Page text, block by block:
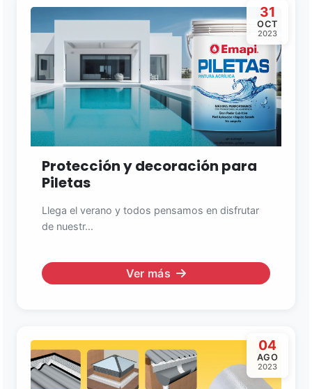
31
OCT
2023
Protección y decoración para
Piletas
Llega el verano y todos pensamos en disfrutar
de nuestr...
Ver más
04
AGO
2023